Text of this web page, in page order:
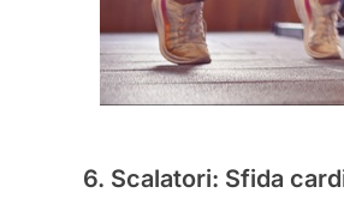
6. Scalatori: Sfida